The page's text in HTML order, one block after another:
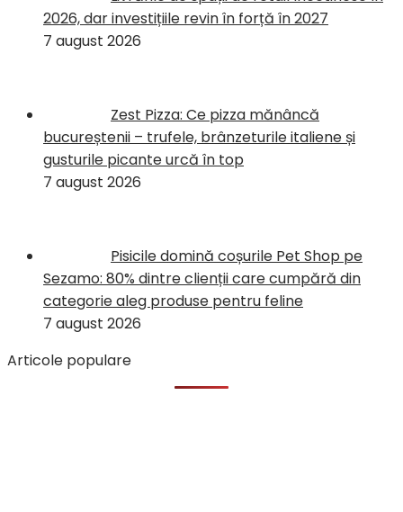
2026, dar investițiile revin în forță în 2027
7 august 2026
Zest Pizza: Ce pizza mănâncă
bucureștenii – trufele, brânzeturile italiene și
gusturile picante urcă în top
7 august 2026
Pisicile domină coșurile Pet Shop pe
Sezamo: 80% dintre clienții care cumpără din
categorie aleg produse pentru feline
7 august 2026
Articole populare